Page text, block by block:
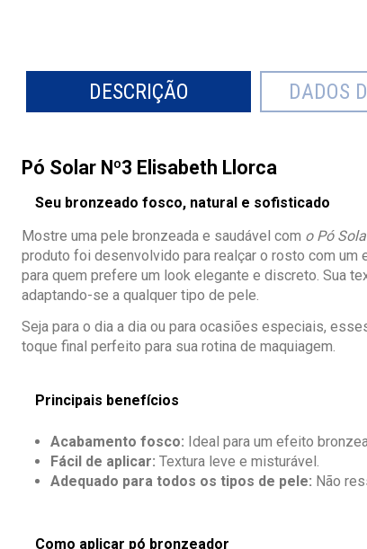
DESCRIÇÃO DADOS
Pó Solar Nº3 Elisabeth Llorca
Seu bronzeado fosco, natural e sofisticado
Mostre uma pele bronzeada e saudável com o Pó
produto foi desenvolvido para realçar o rosto com
para quem prefere um look elegante e discreto. Sua
adaptando-se a qualquer tipo de pele.
Seja para o dia a dia ou para ocasiões especiais,
toque final perfeito para sua rotina de maquiagem.
Principais benefícios
Acabamento fosco: Ideal para um efeito
Fácil de aplicar: Textura leve e misturável.
Adequado para todos os tipos de pele: Não
Como aplicar pó bronzeador